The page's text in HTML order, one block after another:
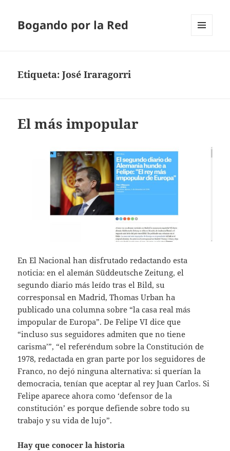
Bogando por la Red
Etiqueta:José Iraragorri
El más impopular
En El Nacional han disfrutado redactando esta
noticia: en el alemán Süddeutsche Zeitung, el
segundo diario más leído tras el Bild, su
corresponsal en Madrid, Thomas Urban ha
publicado una columna sobre “la casa real más
impopular de Europa”. De Felipe VI dice que
“incluso sus seguidores admiten que no tiene
carisma’”, “el referéndum sobre la Constitución de
1978, redactada en gran parte por los seguidores de
Franco, no dejó ninguna alternativa: si querían la
democracia, tenían que aceptar al rey Juan Carlos. Si
Felipe aparece ahora como ‘defensor de la
constitución’ es porque defiende sobre todo su
trabajo y su vida de lujo”.
Hay que conocer la historia